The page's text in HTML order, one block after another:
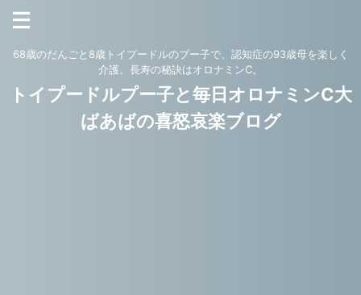
68歳のだんごと8歳トイプードルのプー子で、認知症の93歳母を楽しく
介護。長寿の秘訣はオロナミンC。
トイプードルプー子と毎日オロナミンC大
ばあばの喜怒哀楽ブログ